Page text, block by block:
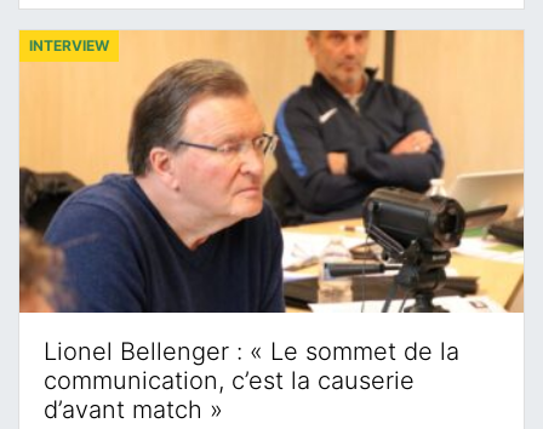
Lionel Bellenger : « Le sommet de la
communication, c’est la causerie
d’avant match »
INTERVIEW